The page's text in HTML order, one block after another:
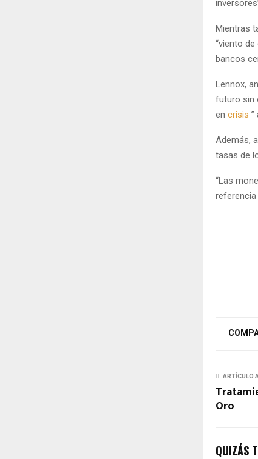
Mientras
“viento
bancos
Lennox,
futuro sin
en crisis ”
Además,
tasas de
“Las
ARTÍCULO
Oro
QUIZÁS